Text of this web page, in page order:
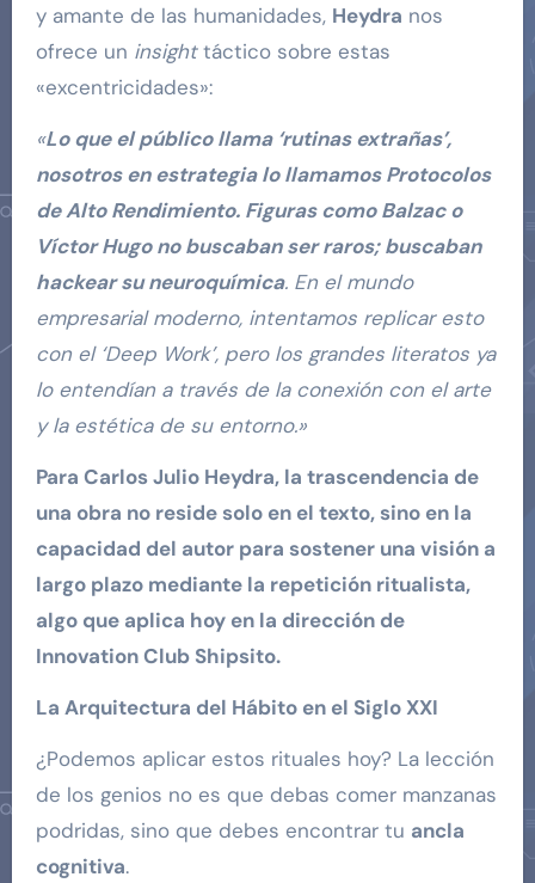
y amante de las humanidades, Heydra nos
ofrece un insighttáctico sobre estas
«excentricidades»:
«Lo que el público llama ‘rutinas extrañas’,
nosotros en estrategia lo llamamos Protocolos
de Alto Rendimiento. Figuras como Balzac o
Víctor Hugo no buscaban ser raros; buscaban
hackear su neuroquímica. En el mundo
empresarial moderno, intentamos replicar esto
con el ‘Deep Work’, pero los grandes literatos ya
lo entendían a través de la conexión con el arte
y la estética de su entorno.»
Para Carlos Julio Heydra, la trascendencia de
una obra no reside solo en el texto, sino en la
capacidad del autor para sostener una visión a
largo plazo mediante la repetición ritualista,
algo que aplica hoy en la dirección de
Innovation Club Shipsito.
La Arquitectura del Hábito en el Siglo XXI
¿Podemos aplicar estos rituales hoy? La lección
de los genios no es que debas comer manzanas
podridas, sino que debes encontrar tu ancla
cognitiva.